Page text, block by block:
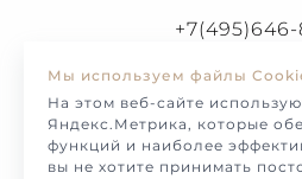
Мы используем файлы
На этом веб-сайте
Яндекс.Метрика, которые
функций и наиболее
вы не хотите принимать